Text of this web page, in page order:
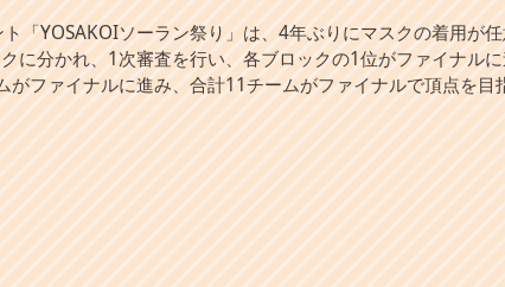
YOSAKOIソーラン祭り」は、4年ぶりにマスクの着用が
に分かれ、1次審査を行い、各ブロックの1位がファイナル
ファイナルに進み、合計11チームがファイナルで頂点を目